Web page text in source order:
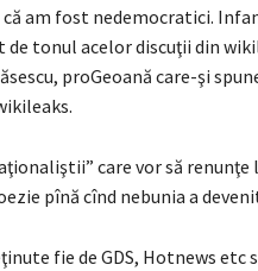
că am fost nedemocratici.
tonul acelor discuţii din
proGeoană care-şi
care vor să renunţe
pînă cînd nebunia a
fie de GDS, Hotnews etc